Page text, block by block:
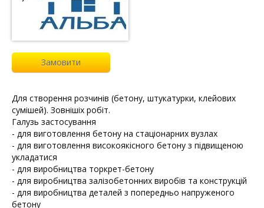
Замовити
Для створення розчинів (бетону, штукатурки, клейових
сумішей). Зовнішіх робіт.
Галузь застосування
- для виготовлення бетону на стаціонарних вузлах
- для виготовлення високоякісного бетону з підвищеною
укладатися
- для виробництва торкрет-бетону
- для виробництва залізобетонних виробів та конструкцій
- для виробництва деталей з попередньо напруженого
бетону